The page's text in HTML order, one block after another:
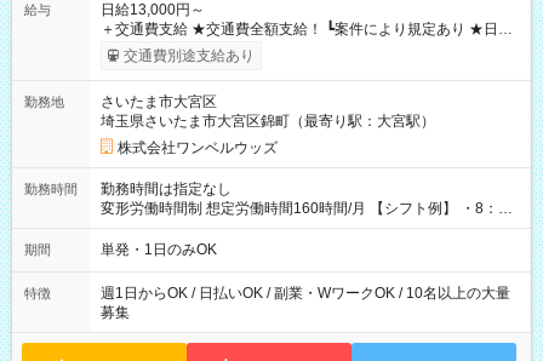
給与
日給13,000円～
＋交通費支給 ★交通費全額支給！ ┗案件により規定あり ★日払
いOK！（規定あり） ┗働いたその日に現金GET♪ お仕事後はコ
ンビニATMから 日払い分を引き落とせます！ 【試用期間】試
交通費別途支給あり
勤務地
さいたま市大宮区
埼玉県さいたま市大宮区錦町（最寄り駅：大宮駅）
株式会社ワンベルウッズ
勤務時間
勤務時間は指定なし
変形労働時間制 想定労働時間160時間/月 【シフト例】 ・8：00
～21：00
期間 単発・1日のみOK
特徴
週1日からOK / 日払いOK / 副業・WワークOK / 10名以上の大量
募集